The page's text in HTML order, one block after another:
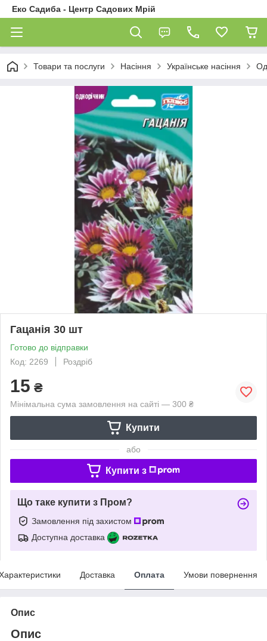
Еко Садиба - Центр Садових Мрій
Товари та послуги Насіння Українське насіння
Гацанія 30 шт
Готово до відправки
Код: 2269
Роздріб
15 ₴
Мінімальна сума замовлення на сайті — 300 ₴
Купити
або
Купити з
Що таке купити з Пром?
Замовлення під захистом
Доступна доставка
Доставка Оплата Умови повернення
Опис
Опис